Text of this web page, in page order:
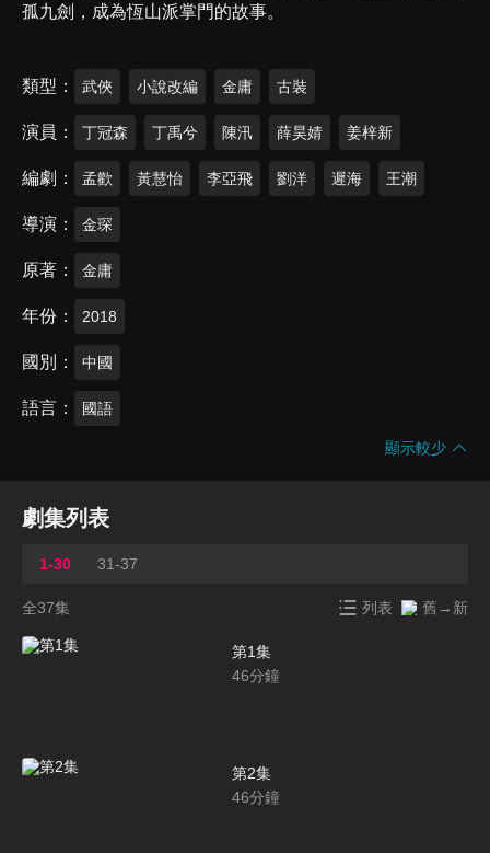
孤九劍，成為恆山派掌門的故事。
類型 武俠 小說改編 金庸 古裝
演員 丁冠森 丁禹兮 陳汛 薛昊婧 姜梓新
編劇 孟歡 黃慧怡 李亞飛 劉洋 遲海 王潮
導演 金琛
原著 金庸
年份 2018
國別 中國
語言 國語
顯示較少
劇集列表
1-30 31-37
全37集 列表 舊→新
第1集
46分鐘
第2集
46分鐘